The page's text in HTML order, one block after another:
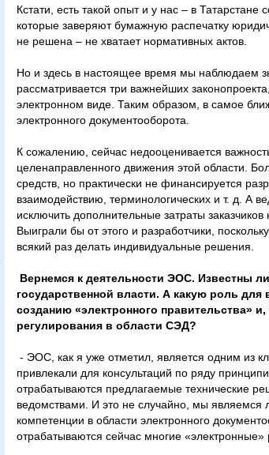
Кстати, есть такой опыт и у нас – в
которые заверяют бумажную распечатку
не решена – не хватает нормативных актов.
Но и здесь в настоящее время мы наблюдаем
рассматривается три важнейших
электронном виде. Таким образом, в самое
электронного документооборота.
К сожалению, сейчас недооценивается
целенаправленного движения этой области.
средств, но практически не финансируется
взаимодействию, терминологических и т. д. А
исключить дополнительные затраты
Выиграли бы от этого и разработчики,
всякий раз делать индивидуальные решения.
Вернемся к деятельности ЭОС. Известны
государственной власти. А какую роль для
созданию «электронного правительства»
регулирования в области СЭД?
- ЭОС, как я уже отметил, является одним из
привлекали для консультаций по ряду
отрабатываются предлагаемые технические
ведомствами. И это не случайно, мы являемся
компетенции в области электронного
отрабатываются сейчас многие